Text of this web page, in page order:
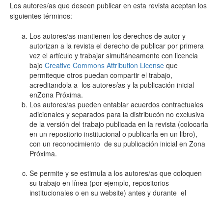
Los autores/as que deseen publicar en esta revista aceptan los
siguientes términos:
Los autores/as mantienen los derechos de autor y
autorizan a la revista el derecho de publicar por primera
vez el artículo y trabajar simultáneamente con licencia
bajo Creative Commons Attribution Licenseque
permiteque otros puedan compartir el trabajo,
acreditandola a los autores/as y la publicación inicial
enZona Próxima.
Los autores/as pueden entablar acuerdos contractuales
adicionales y separados para la distribucón no exclusiva
de la versión del trabajo publicada en la revista (colocarla
en un repositorio institucional o publicarla en un libro),
con un reconocimiento de su publicación inicial en Zona
Próxima.
Se permite y se estimula a los autores/as que coloquen
su trabajo en línea (por ejemplo, repositorios
institucionales o en su website) antes y durante el